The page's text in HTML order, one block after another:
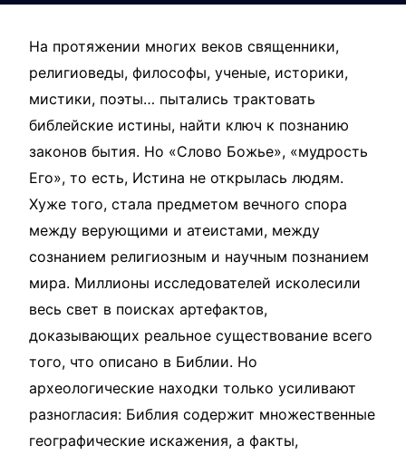
На протяжении многих веков священники,
религиоведы, философы, ученые, историки,
мистики, поэты… пытались трактовать
библейские истины, найти ключ к познанию
законов бытия. Но «Слово Божье», «мудрость
Его», то есть, Истина не открылась людям.
Хуже того, стала предметом вечного спора
между верующими и атеистами, между
сознанием религиозным и научным познанием
мира. Миллионы исследователей исколесили
весь свет в поисках артефактов,
доказывающих реальное существование всего
того, что описано в Библии. Но
археологические находки только усиливают
разногласия: Библия содержит множественные
географические искажения, а факты,